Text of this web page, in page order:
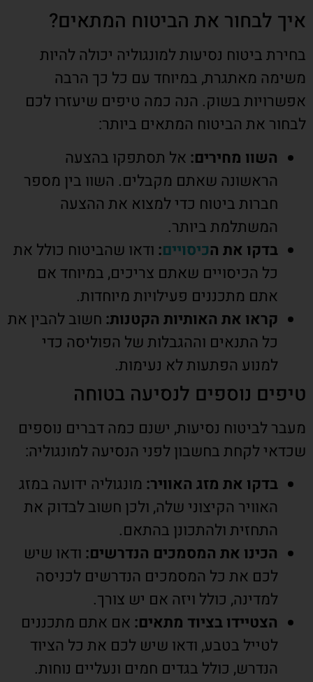
איך לבחור את הביטוח המתאים?
בחירת ביטוח נסיעות למונגוליה יכולה להיות
משימה מאתגרת, במיוחד עם כל כך הרבה
אפשרויות בשוק. הנה כמה טיפים שיעזרו לכם
לבחור את הביטוח המתאים ביותר:
השוו מחירים: אל תסתפקו בהצעה
הראשונה שאתם מקבלים. השוו בין מספר
חברות ביטוח כדי למצוא את ההצעה
המשתלמת ביותר.
בדקו את הכיסויים: ודאו שהביטוח כולל את
כל הכיסויים שאתם צריכים, במיוחד אם
אתם מתכננים פעילויות מיוחדות.
קראו את האותיות הקטנות: חשוב להבין את
כל התנאים וההגבלות של הפוליסה כדי
למנוע הפתעות לא נעימות.
טיפים נוספים לנסיעה בטוחה
מעבר לביטוח נסיעות, ישנם כמה דברים נוספים
שכדאי לקחת בחשבון לפני הנסיעה למונגוליה:
בדקו את מזג האוויר: מונגוליה ידועה במזג
האוויר הקיצוני שלה, ולכן חשוב לבדוק את
התחזית ולהתכונן בהתאם.
הכינו את המסמכים הנדרשים: ודאו שיש
לכם את כל המסמכים הנדרשים לכניסה
למדינה, כולל ויזה אם יש צורך.
הצטיידו בציוד מתאים: אם אתם מתכננים
לטייל בטבע, ודאו שיש לכם את כל הציוד
הנדרש, כולל בגדים חמים ונעליים נוחות.